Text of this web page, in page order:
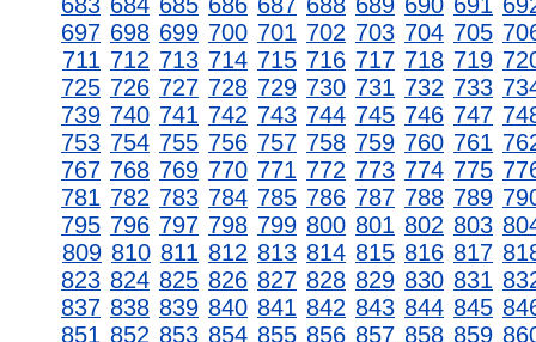
697 698 699 700 701 702 703 704 705
711 712 713 714 715 716 717 718 719
725 726 727 728 729 730 731 732 733
739 740 741 742 743 744 745 746 747
753 754 755 756 757 758 759 760 761
767 768 769 770 771 772 773 774 775
781 782 783 784 785 786 787 788 789
795 796 797 798 799 800 801 802 803
809 810 811 812 813 814 815 816 817
823 824 825 826 827 828 829 830 831
837 838 839 840 841 842 843 844 845
851 852 853 854 855 856 857 858 859